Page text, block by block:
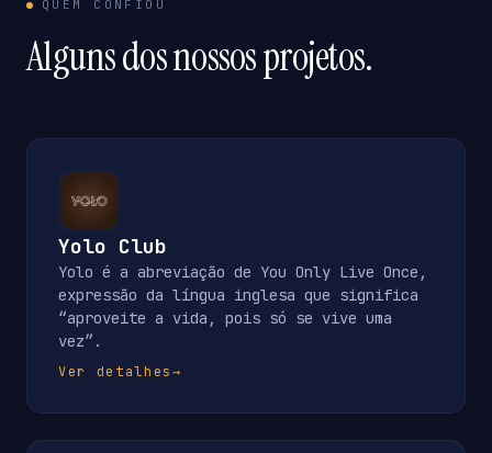
QUEM CONFIOU
Alguns dos nossos projetos.
Yolo Club
Yolo é a abreviação de You Only Live Once,
expressão da língua inglesa que significa
“aproveite a vida, pois só se vive uma
vez”.
Ver detalhes→